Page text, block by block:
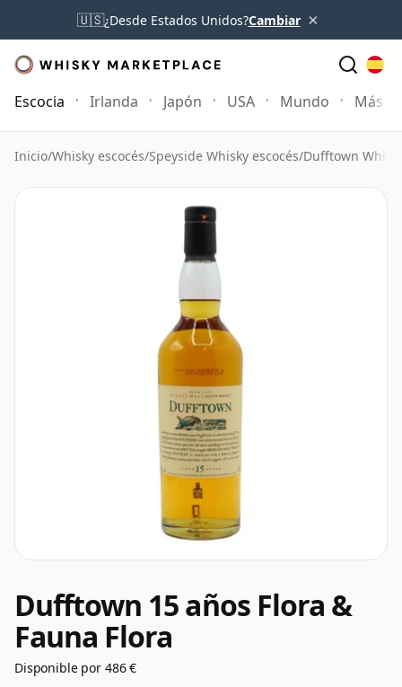
🇺🇸¿Desde Estados Unidos?Cambiar ×
Escocia Irlanda Japón USA Mundo Más
Inicio/Whisky escocés/Speyside Whisky escocés/Dufftown
Dufftown 15 años Flora &
Fauna Flora
Disponible por 486 €